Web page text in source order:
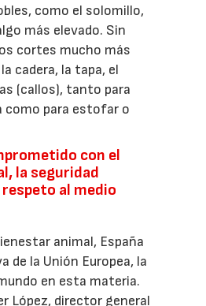
como el solomillo,
más elevado. Sin
cortes mucho más
cadera, la tapa, el
(callos), tanto para
como para estofar o
con el
la seguridad
al medio
animal, España
de la Unión Europea, la
en esta materia.
López, director general